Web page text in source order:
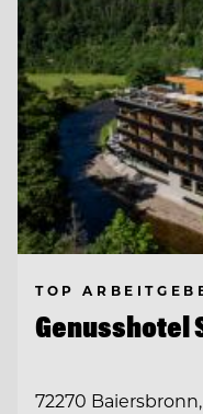
TOP
Genusshotel
72270